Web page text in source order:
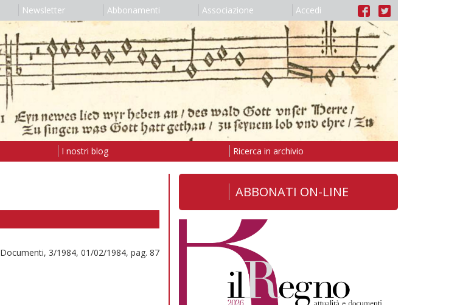
Newsletter Abbonamenti Associazione Accedi
I nostri blog Ricerca in archivio
Documenti, 3/1984, 01/02/1984, pag. 87
ABBONATI ON-LINE